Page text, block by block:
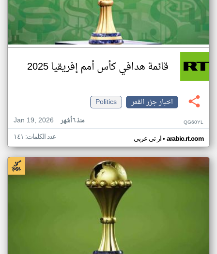
قائمة هدافي كأس أمم إفريقيا 2025
اخبار جزر القمر
Politics
Jan 19, 2026
منذ ٦ أشهر QG60YL
ار تي عربي• arabic.rt.com عدد الكلمات: ١٤١